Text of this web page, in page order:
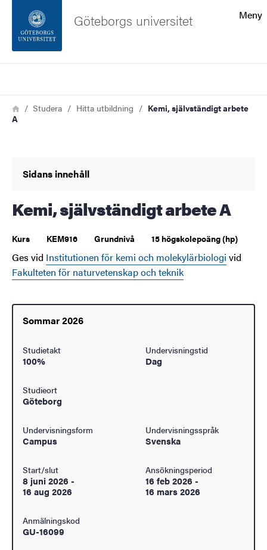
Sidfoten
Om webbplatsen
Meny
Göteborgs universitet
Länkstig
HemStudera Hitta utbildning
Kemi, självständigt arbete
A
Sidans innehåll
Kemi, självständigt arbete A
Kurs KEM916 Grundnivå 15 högskolepoäng (hp)
Ges vid Institutionen för kemi och molekylärbiologi vid
Fakulteten för naturvetenskap och teknik
Sommar 2026
Studietakt
100%
Undervisningstid
Dag
Studieort
Göteborg
Undervisningsform
Campus
Undervisningsspråk
Svenska
Start/slut
8 juni 2026 -
16 aug 2026
Ansökningsperiod
16 feb 2026 -
16 mars 2026
Anmälningskod
GU-16099